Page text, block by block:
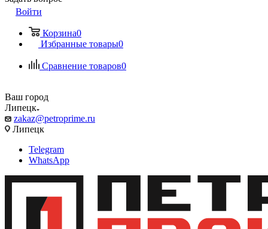
Войти
Корзина0
Избранные товары0
Сравнение товаров0
Ваш город
Липецк
zakaz@petroprime.ru
Липецк
Telegram
WhatsApp